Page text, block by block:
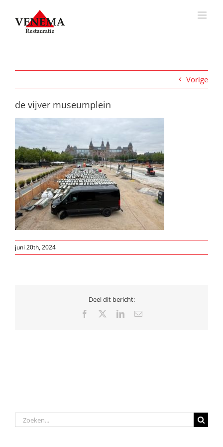
inhoud
Vorige
de vijver museumplein
juni 20th, 2024
Deel dit bericht:
Facebook LinkedIn
E-
Zoeken
naar: